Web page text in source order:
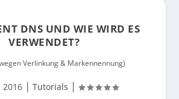
DNS UND WIE WIRD ES
VERWENDET?
Verlinkung & Markennennung)
2016| Tutorials |